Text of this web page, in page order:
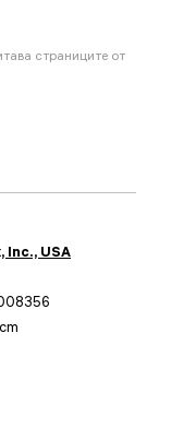
страниците от
Inc., USA